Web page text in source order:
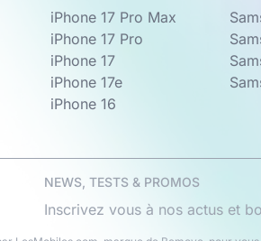
iPhone 17 Pro Max
iPhone 17 Pro
iPhone 17
iPhone 17e
iPhone 16
NEWS, TESTS & PROMOS
Inscrivez vous à nos actus et